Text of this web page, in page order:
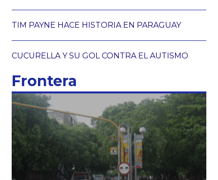
TIM PAYNE HACE HISTORIA EN PARAGUAY
CUCURELLA Y SU GOL CONTRA EL AUTISMO
Frontera